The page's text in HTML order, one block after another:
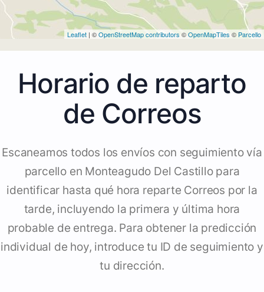
Leaflet | ©OpenStreetMap contributors ©OpenMapTiles © Parcello
Horario de reparto
de Correos
Escaneamos todos los envíos con seguimiento vía
parcello en Monteagudo Del Castillo para
identificar hasta qué hora reparte Correos por la
tarde, incluyendo la primera y última hora
probable de entrega. Para obtener la predicción
individual de hoy, introduce tu ID de seguimiento y
tu dirección.